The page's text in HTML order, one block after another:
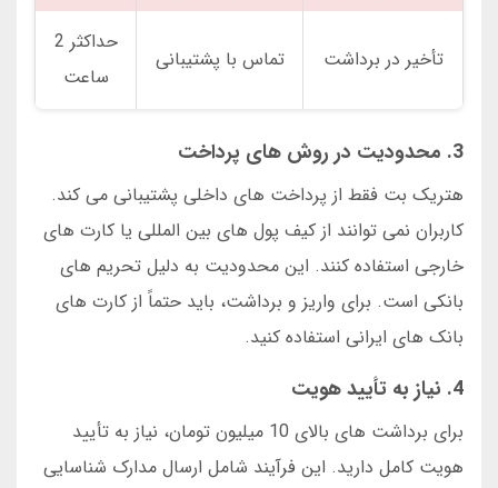
تأخیر در برداشت تماس با پشتیبانی
حداکثر 2
ساعت
3. محدودیت در روش های پرداخت
هتریک بت فقط از پرداخت های داخلی پشتیبانی می کند.
کاربران نمی توانند از کیف پول های بین المللی یا کارت های
خارجی استفاده کنند. این محدودیت به دلیل تحریم های
بانکی است. برای واریز و برداشت، باید حتماً از کارت های
بانک های ایرانی استفاده کنید.
4. نیاز به تأیید هویت
برای برداشت های بالای 10 میلیون تومان، نیاز به تأیید
هویت کامل دارید. این فرآیند شامل ارسال مدارک شناسایی